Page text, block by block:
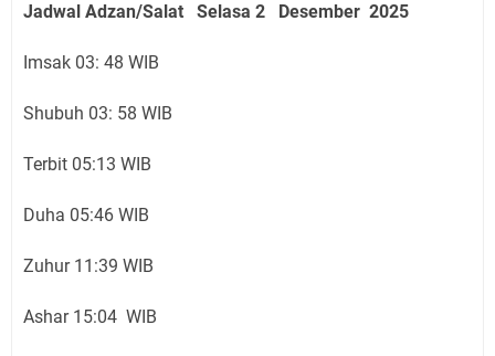
Jadwal Adzan/Salat Selasa 2 Desember 2025
Imsak 03: 48 WIB
Shubuh 03: 58 WIB
Terbit 05:13 WIB
Duha 05:46 WIB
Zuhur 11:39 WIB
Ashar 15:04 WIB